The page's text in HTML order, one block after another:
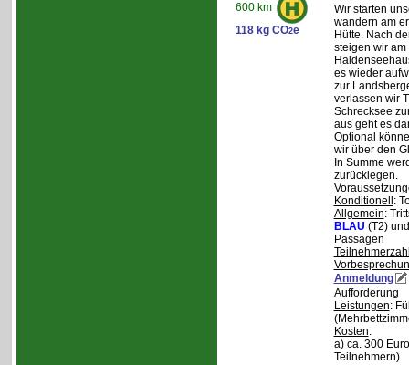
600 km
118 kg CO2e
Wir starten
wandern am
Hütte. Nach
steigen wir
es wieder
zur
verlassen wir
Schrecksee
aus geht es
Optional
wir über den
In Summe
zurücklegen.
Konditionell :
Allgemein:
BLAU (T2)
Passagen
Anmeldung
Aufforderung
Leistungen:
Kosten:
a) ca. 300
Teilnehmern)